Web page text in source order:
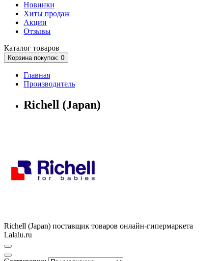
Новинки
Хиты продаж
Акции
Отзывы
Каталог товаров
Корзинапокупок: 0
Главная
Производитель
Richell (Japan)
Richell (Japan) поставщик товаров онлайн-гипермаркета
Lalalu.ru